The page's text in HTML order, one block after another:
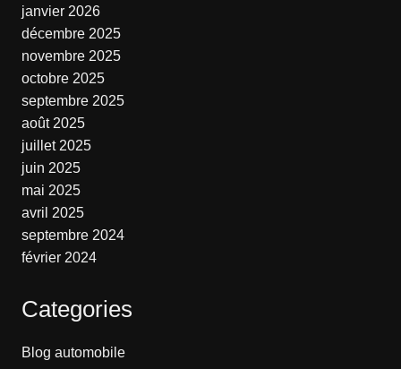
janvier 2026
décembre 2025
novembre 2025
octobre 2025
septembre 2025
août 2025
juillet 2025
juin 2025
mai 2025
avril 2025
septembre 2024
février 2024
Categories
Blog automobile